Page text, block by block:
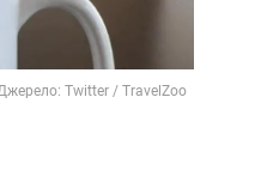
Twitter / TravelZoo